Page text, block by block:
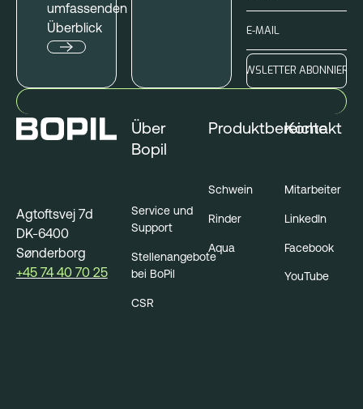
umfassenden
Überblick
Agtoftsvej 7d
DK-6400
Sønderborg
+45 74 40 70 25
Über
Bopil
Service und
Support
Stellenangebote
bei BoPil
CSR
Produktbereiche
Schwein
Rinder
Aqua
Kontakt
Mitarbeiter
LinkedIn
Facebook
YouTube